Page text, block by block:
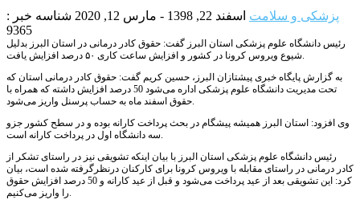
پزشکی و سلامت اسفند 22, 1398 - مارس 12, 2020
شناسه خبر :
9365
رئیس دانشگاه علوم پزشکی استان البرز گفت: حقوق کادر درمانی در استان البرز بدلیل
شیوع ویروس کرونا در کشور و افزایش ساعت کاری ۵۰ درصد افزایش یافت.
به‌ گزارش پایگاه خبری پیشتازان البرز، حسین کریم گفت: حقوق کادر درمانی استان که
تحت مدیریت دانشگاه علوم پزشکی اداره می‌شود 50 درصد افزایش داشته که همراه با
حقوق اسفند ماه به حساب پرسنل واریز می‌شود.
وی افزود: استان البرز همیشه پیشگام در بحث پرداخت کارانه بوده و در سطح کشور جزو
سه دانشگاه اول در پرداخت کارانه است.
رئیس دانشگاه علوم پزشکی استان البرز با بیان اینکه تشویقی نیز در راستای تشکر از
کادر درمانی در راستای مقابله با ویروس کرونا برای کارکنان درنظرگرفته شده است، بیان
کرد: این تشویقی بعد از عید پرداخت می‌شود و قبل از عید کارانه و 50 درصد افزایش حقوق
را واریز می‌کنیم.